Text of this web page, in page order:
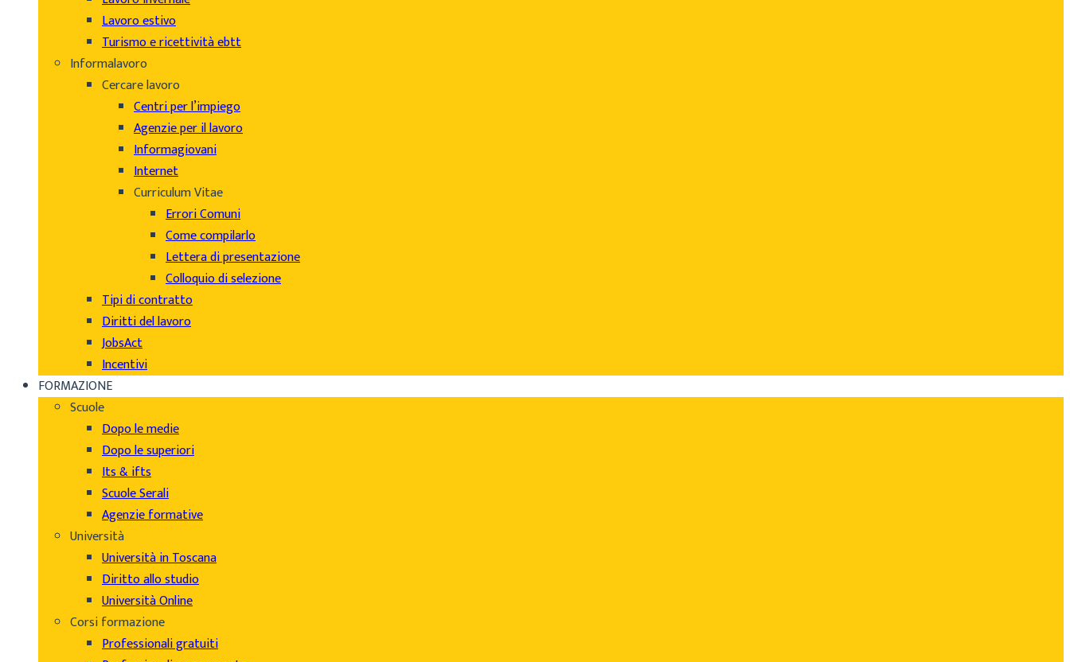
Lavoro estivo
Turismo e ricettività ebtt
Informalavoro
Cercare lavoro
Centri per l’impiego
Agenzie per il lavoro
Informagiovani
Internet
Curriculum Vitae
Errori Comuni
Come compilarlo
Lettera di presentazione
Colloquio di selezione
Tipi di contratto
Diritti del lavoro
JobsAct
Incentivi
FORMAZIONE
Scuole
Dopo le medie
Dopo le superiori
Its & ifts
Scuole Serali
Agenzie formative
Università
Università in Toscana
Diritto allo studio
Università Online
Corsi formazione
Professionali gratuiti